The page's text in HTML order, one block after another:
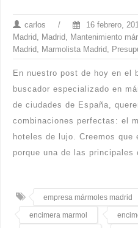
carlos / 16 febrero,
Madrid, Madrid, Mantenimiento
Madrid, Marmolista Madrid,
En nuestro post de hoy en el
buscador especializado en
de ciudades de España,
combinaciones perfectas: el
hoteles de lujo. Creemos que
porque una de las
empresa mármoles madrid
encimera marmol